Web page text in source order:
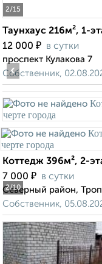
2/15
Таунхаус 216м², 1-
12 000 ₽ в сутки
проспект Кулакова 7
Собственник,
2/10
‹
Коттедж 396м², 2-
7 000 ₽ в сутки
Северный район,
Собственник,